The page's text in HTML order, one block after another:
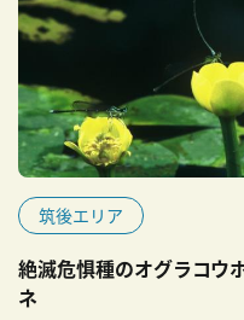
筑後エリア
絶滅危惧種のオグラコウ
ネ